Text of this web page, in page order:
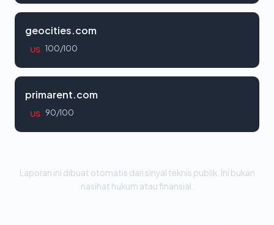
geocities.com
US 100/100
primarent.com
US 90/100
Laporan ini dibuat otomatis dari sinyal teknis publik. Ini bukan
nasihat hukum atau finansial.